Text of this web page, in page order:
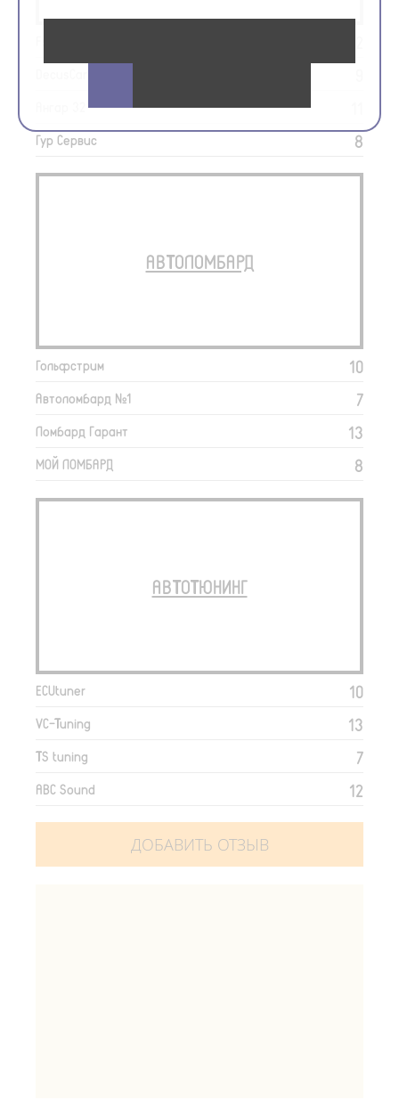
8
Гур Сервис
АВТОЛОМБАРД
10
Гольфстрим
7
Автоломбард №1
13
Ломбард Гарант
8
МОЙ ЛОМБАРД
АВТОТЮНИНГ
10
ECUtuner
13
VC-Tuning
7
TS tuning
12
ABC Sound
ДОБАВИТЬ ОТЗЫВ